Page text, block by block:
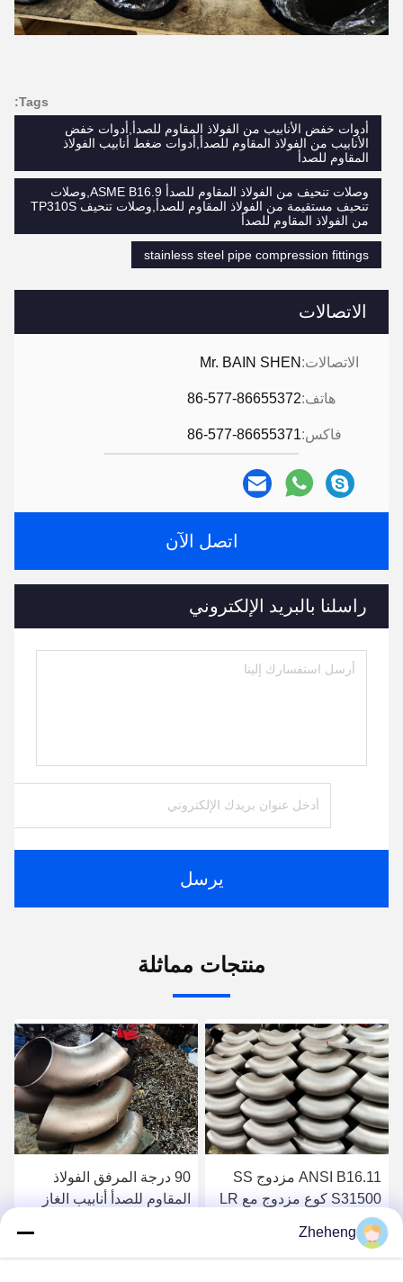
الاتصالات
الاتصالات: Mr. BAIN SHEN
هاتف:86-577-86655372
فاكس:86-577-86655371
اتصل الآن
راسلنا بالبريد الإلكتروني
يرسل
Tags:
أدوات خفض الأنابيب من الفولاذ المقاوم للصدأ,أدوات خفض
الأنابيب من الفولاذ المقاوم للصدأ,أدوات ضغط أنابيب الفولاذ
المقاوم للصدأ
وصلات تنحيف من الفولاذ المقاوم للصدأ ASME B16.9,وصلات
تنحيف مستقيمة من الفولاذ المقاوم للصدأ,وصلات تنحيف TP310S
من الفولاذ المقاوم للصدأ
stainless steel pipe compression fittings
منتجات مماثلة
ANSI B16.11 مزدوج SS
S31500 كوع مزدوج مع LR
Butt Weld 2 بوصة 90 درجة
احصل على افضل سعر
90 درجة المرفق الفولاذ
المقاوم للصدأ أنابيب الغاز
احصل على افضل سعر
Zheheng